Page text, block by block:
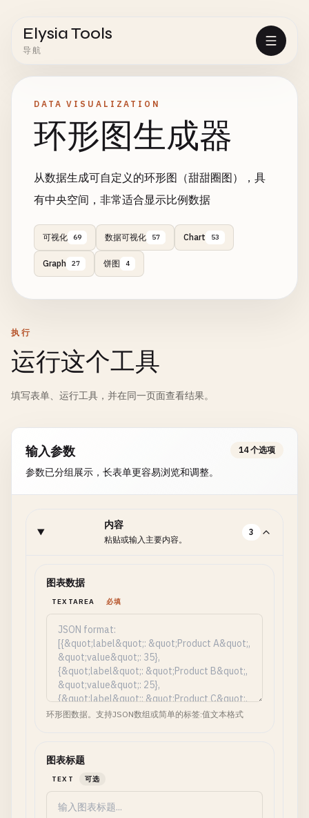
Elysia Tools
导航
DATA VISUALIZATION
环形图生成器
从数据生成可自定义的环形图（甜甜圈图），具
有中央空间，非常适合显示比例数据
可视化 69 数据可视化 57 Chart 53
Graph 27 饼图 4
执行
运行这个工具
填写表单、运行工具，并在同一页面查看结果。
输入参数
参数已分组展示，长表单更容易浏览和调整。
14 个选项
内容
粘贴或输入主要内容。
3
图表数据
TEXTAREA 必填
环形图数据。支持JSON数组或简单的标签:值文本格式
图表标题
TEXT 可选